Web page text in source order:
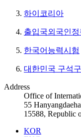
하이코리아
출입국외국인
한국어능력시험
대한민국 구석
Address
Office of
55
15588, Republic
KOR